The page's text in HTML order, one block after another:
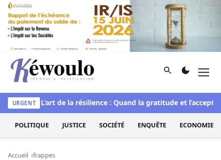
Aller au contenu
Kéwoulo, le premier site d'information et d'investigation
Rechercher
URGENTL’art de la résilience : Quand la gratitude et
POLITIQUE JUSTICE SOCIÉTÉ ENQUÊTE ECONOMIE
Accueil frappes